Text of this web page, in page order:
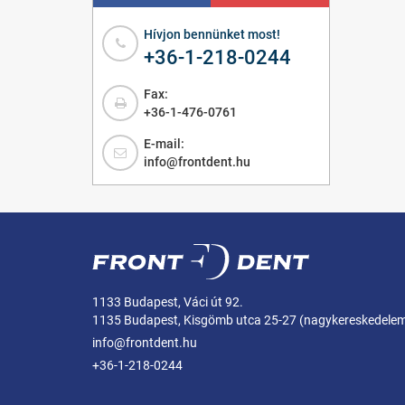
Hívjon bennünket most!
+36-1-218-0244
Fax:
+36-1-476-0761
E-mail:
info@frontdent.hu
1133 Budapest, Váci út 92.
1135 Budapest, Kisgömb utca 25-27
info@frontdent.hu
+36-1-218-0244